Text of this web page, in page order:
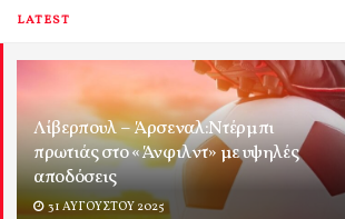
LATEST
Λίβερπουλ – Άρσεναλ:Ντέρμπι
πρωτιάς στο «Άνφιλντ» με υψηλές
αποδόσεις
31 ΑΥΓΟΎΣΤΟΥ 2025